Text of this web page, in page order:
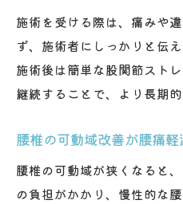
施術を受ける際は、痛みや
ず、施術者にしっかりと伝
施術後は簡単な股関節スト
継続することで、より長期
腰椎の可動域改善が腰痛
腰椎の可動域が狭くなると
の負担がかかり、慢性的な